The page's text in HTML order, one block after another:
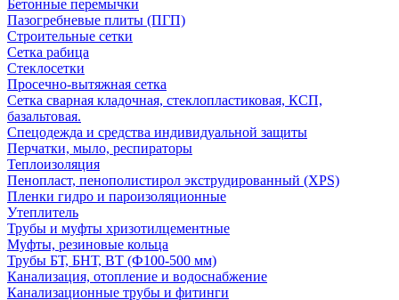
Бетонные перемычки
Пазогребневые плиты (ПГП)
Строительные сетки
Сетка рабица
Стеклосетки
Просечно-вытяжная сетка
Сетка сварная кладочная, стеклопластиковая, КСП,
базальтовая.
Спецодежда и средства индивидуальной защиты
Перчатки, мыло, респираторы
Теплоизоляция
Пенопласт, пенополистирол экструдированный (XPS)
Пленки гидро и пароизоляционные
Утеплитель
Трубы и муфты хризотилцементные
Муфты, резиновые кольца
Трубы БТ, БНТ, ВТ (Ф100-500 мм)
Канализация, отопление и водоснабжение
Канализационные трубы и фитинги